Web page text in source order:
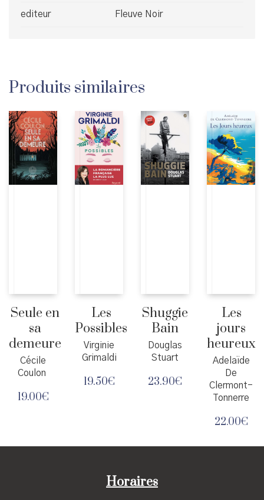
editeur Fleuve Noir
Produits similaires
Seule en
sa
demeure
Cécile
Coulon
19.00€
Les
Possibles
Virginie
Grimaldi
19.50€
Shuggie
Bain
Douglas
Stuart
23.90€
Les
jours
heureux
Adelaïde
De
Clermont-
Tonnerre
22.00€
Horaires